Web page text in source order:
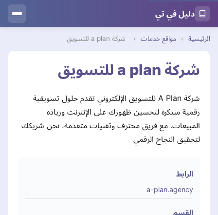
دليل في تي
الرئيسية › مواقع خدمات › شركة a plan للتسويق
شركة a plan للتسويق
شركة A Plan للتسويق الإلكتروني تقدم حلول تسويقية
رقمية مبتكرة لتحسين ظهورك على الإنترنت وزيادة
المبيعات. مع فريق محترف وتقنيات متقدمة، نحن شريكك
لتحقيق النجاح الرقمي
الرابط
a-plan.agency
القسم